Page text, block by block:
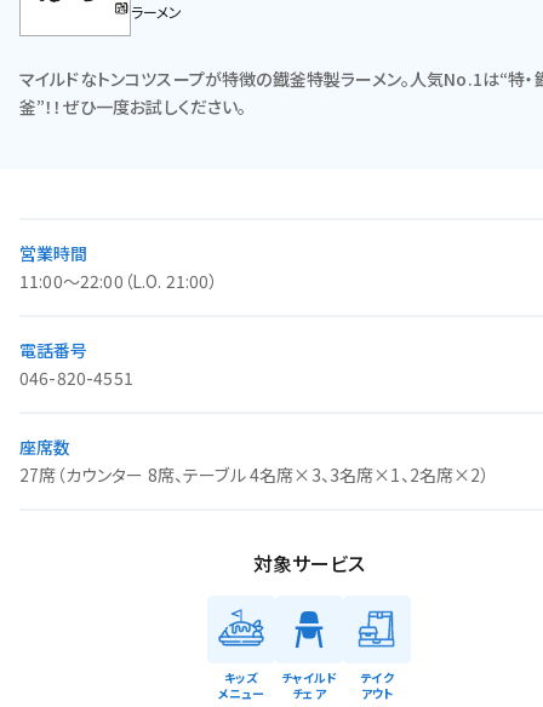
ラーメン
マイルドなトンコツスープが特徴の鐡釜特製ラーメン。人気No.1は“特・
釜”！！ぜひ一度お試しください。
営業時間
11:00～22:00（L.O. 21:00）
電話番号
046-820-4551
座席数
27席（カウンター 8席、テーブル 4名席×3、3名席×1、2名席×2）
対象サービス
キッズ
メニュー
チャイルド
チェア
テイク
アウト